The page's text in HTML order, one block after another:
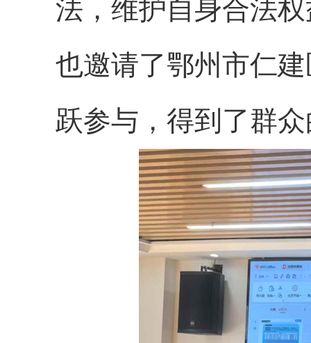
法，维护自身合法
也邀请了鄂州市仁
跃参与，得到了群